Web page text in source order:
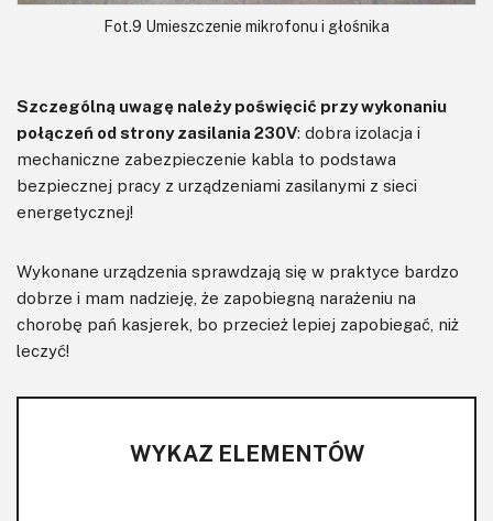
Fot.9 Umieszczenie mikrofonu i głośnika
Szczególną uwagę należy poświęcić przy wykonaniu
połączeń od strony zasilania 230V: dobra izolacja i
mechaniczne zabezpieczenie kabla to podstawa
bezpiecznej pracy z urządzeniami zasilanymi z sieci
energetycznej!
Wykonane urządzenia sprawdzają się w praktyce bardzo
dobrze i mam nadzieję, że zapobiegną narażeniu na
chorobę pań kasjerek, bo przecież lepiej zapobiegać, niż
leczyć!
WYKAZ ELEMENTÓW